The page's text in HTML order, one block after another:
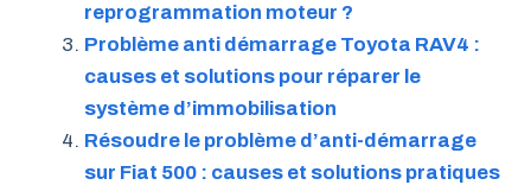
reprogrammation moteur ?
Problème anti démarrage Toyota RAV4 :
causes et solutions pour réparer le
système d’immobilisation
Résoudre le problème d’anti-démarrage
sur Fiat 500 : causes et solutions pratiques